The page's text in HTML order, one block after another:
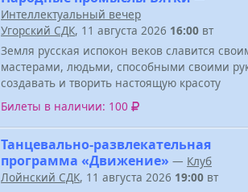
Интеллектуальный вечер
Угорский СДК, 11 августа 2026 16:00 вт
Земля русская испокон веков славится
мастерами, людьми, способными своими
создавать и творить настоящую красоту
Билеты в наличии: 100
Танцевально-развлекательная
программа «Движение» — Клуб
Лойнский СДК, 11 августа 2026 19:00 вт